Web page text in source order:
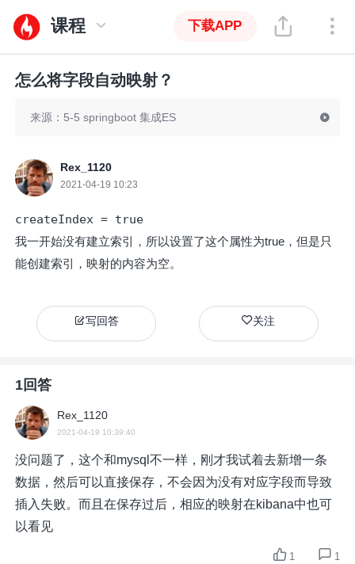
课程 下载APP
怎么将字段自动映射？
来源：5-5 springboot 集成ES
Rex_1120
2021-04-19 10:23
createIndex = true
我一开始没有建立索引，所以设置了这个属性为true，但是只
能创建索引，映射的内容为空。
写回答 关注
1回答
Rex_1120
2021-04-19 10:39:40
没问题了，这个和mysql不一样，刚才我试着去新增一条
数据，然后可以直接保存，不会因为没有对应字段而导致
插入失败。而且在保存过后，相应的映射在kibana中也可
以看见
1
1